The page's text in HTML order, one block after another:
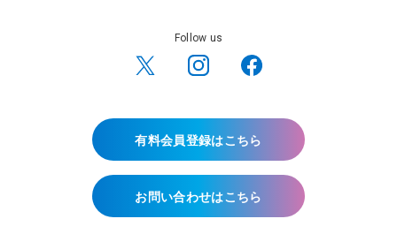
Follow us
有料会員登録はこちら
お問い合わせはこちら